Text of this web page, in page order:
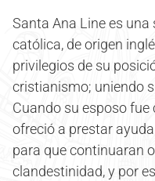
Santa Ana Line es
católica, de origen
privilegios de su
cristianismo; uniendo
Cuando su esposo fue
ofreció a prestar
para que continuaran
clandestinidad, y por